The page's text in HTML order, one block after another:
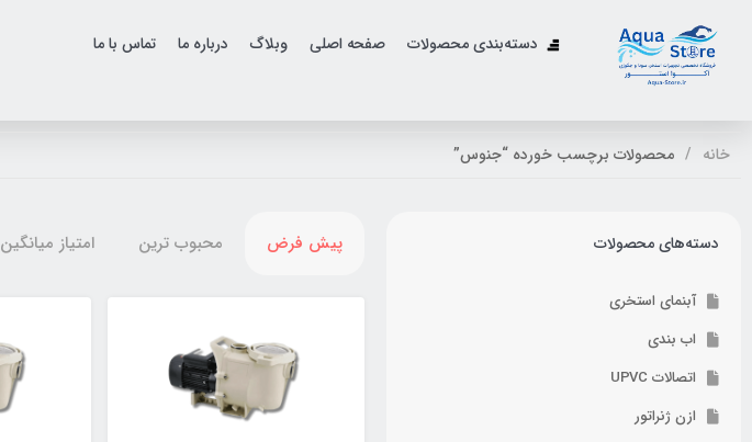
دسته‌بندی محصولات صفحه اصلی وبلاگ درباره ما تماس با ما
خانه محصولات برچسب خورده “جنوس”
دسته‌های محصولات
آبنمای استخری
اب بندی
اتصالات UPVC
ازن ژنراتور
پیش فرض محبوب ترین امتیاز میانگین